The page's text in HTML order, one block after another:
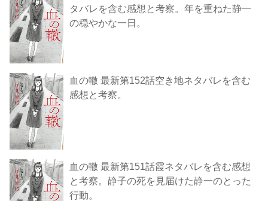
タバレを含む感想と考察。年を重ねた静一
の穏やかな一日。
血の轍 最新第152話空き地ネタバレを含む
感想と考察。
血の轍 最新第151話霞ネタバレを含む感想
と考察。静子の死を見届けた静一のとった
行動。